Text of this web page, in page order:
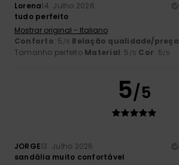
Lorena14. Julho 2026
tudo perfeito
Mostrar original - Italiano
Conforto: 5 /5 Relação qualidade/preço
Tamanho perfeito Material: 5 /5 Cor: 5/5
5/5
JORGE13. Julho 2026
sandália muito confortável